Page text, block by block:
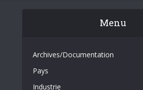
Menu
Archives/Documentation
Pays
Industrie